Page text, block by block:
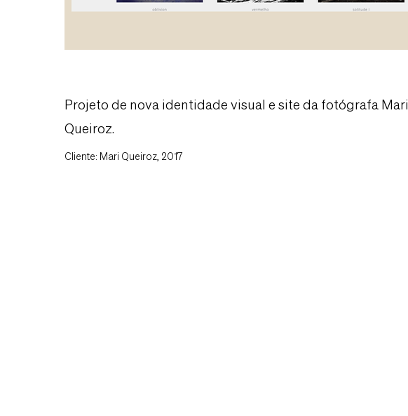
Projeto de nova identidade visual e site da fotógrafa Mari
Queiroz.
Cliente: Mari Queiroz, 2017